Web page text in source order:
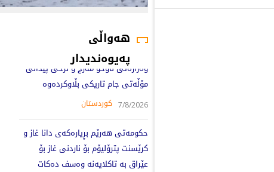
هەواڵی
پەیوەندیدار
وەزارەتی ناوخۆ مەرج و نرخی پێدانی
مۆڵەتی جام تاریکی بڵاوکردەوە
7/8/2026 کوردستان
حکومەتی هەرێم بڕیارەکەی دانا غاز و
کرێسنت پترۆلیۆم بۆ ناردنی غاز بۆ
عێراق بە تاکلایەنە وەسف دەکات